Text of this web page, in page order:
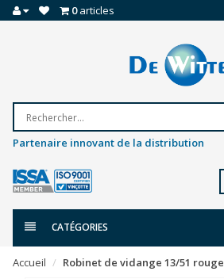
0articles
Partenaire innovant de la distribution
CATÉGORIES
Accueil Robinet de vidange 13/51 rouge